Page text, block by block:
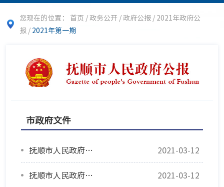
您现在的位置： 首页 /政务公开 /政府公报 / 2021年政府公
报 / 2021年第一期
市政府文件
抚顺市人民政府关于印发《政府工作报告》及重点工作任务清单的通知 2021-03-12
抚顺市人民政府关于公布抚顺市第二批历史建筑名录的通知 2021-03-12